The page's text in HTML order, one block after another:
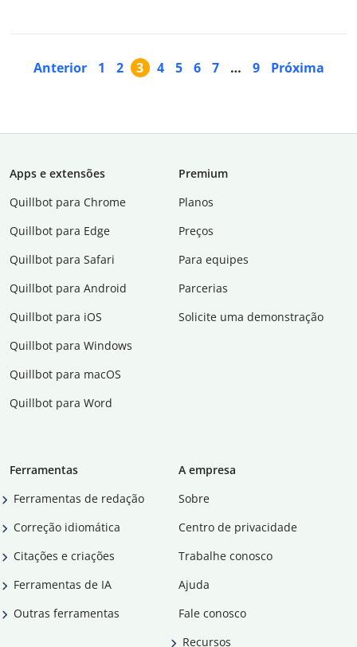
Anterior 1 2 3 4 5 6 7 … 9 Próxima
Apps e extensões
Quillbot para Chrome
Quillbot para Edge
Quillbot para Safari
Quillbot para Android
Quillbot para iOS
Quillbot para Windows
Quillbot para macOS
Quillbot para Word
Premium
Planos
Preços
Para equipes
Parcerias
Solicite uma demonstração
Ferramentas
Ferramentas de redação
Correção idiomática
Citações e criações
Ferramentas de IA
Outras ferramentas
A empresa
Sobre
Centro de privacidade
Trabalhe conosco
Ajuda
Fale conosco
Recursos